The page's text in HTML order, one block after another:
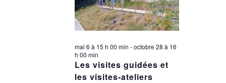
Les visites guidées et
les visites-ateliers
mai 6 à 15 h 00 min -octobre 28 à 16
h 00 min